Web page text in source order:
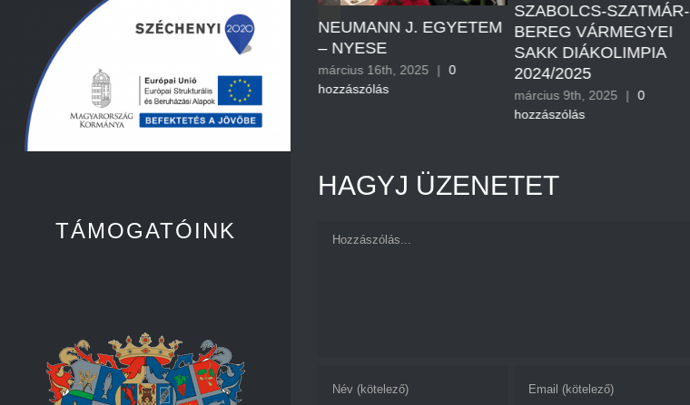
TÁMOGATÓINK
30. MÓRA KUPA
április 2nd, 2025 | 0
NEUMANN J. EGYETEM
– NYESE
március 16th, 2025 |
0
hozzászólás
SZABOLCS-SZATMÁR-
BEREG VÁRMEGYEI
SAKK DIÁKOLIMPIA
2024/2025
március 9th, 2025 |
0
hozzászólás
HAGYJ ÜZENETET
Hozzászólás